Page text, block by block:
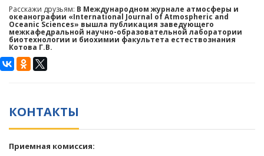
Расскажи друзьям: В Международном журнале атмосферы и
океанографии «International Journal of Atmospheric and
Oceanic Sciences» вышла публикация заведующего
межкафедральной научно-образовательной лаборатории
биотехнологии и биохимии факультета естествознания
Котова Г.В.
КОНТАКТЫ
Приемная комиссия: